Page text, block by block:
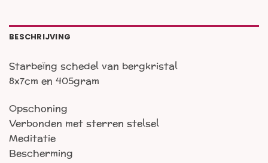
BESCHRIJVING
Starbeïng schedel van bergkristal
8x7cm en 405gram
Opschoning
Verbonden met sterren stelsel
Meditatie
Bescherming